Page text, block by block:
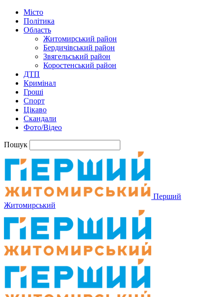
Місто
Політика
Область
Житомирський район
Бердичівський район
Звягельський район
Коростенський район
ДТП
Кримінал
Гроші
Спорт
Цікаво
Скандали
Фото/Відео
Пошук
Перший
Житомирський